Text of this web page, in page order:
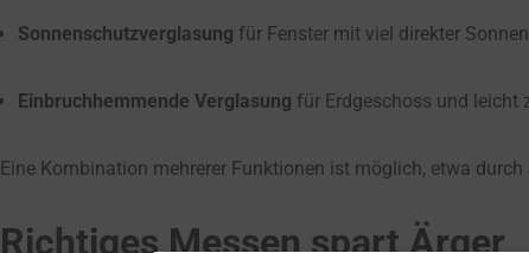
Sonnenschutzverglasung für Fenster mit viel direkter
Einbruchhemmende Verglasung für Erdgeschoss und leicht
Eine Kombination mehrerer Funktionen ist möglich, etwa
Richtiges Messen spart Ärger